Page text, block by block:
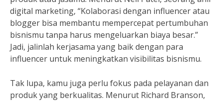
digital marketing, “Kolaborasi dengan influencer atau
blogger bisa membantu mempercepat pertumbuhan
bisnismu tanpa harus mengeluarkan biaya besar.”
Jadi, jalinlah kerjasama yang baik dengan para
influencer untuk meningkatkan visibilitas bisnismu.
Tak lupa, kamu juga perlu fokus pada pelayanan dan
produk yang berkualitas. Menurut Richard Branson,